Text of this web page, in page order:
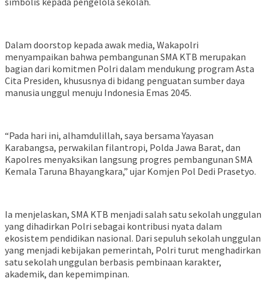
Dalam doorstop kepada awak media, Wakapolri
menyampaikan bahwa pembangunan SMA KTB merupakan
bagian dari komitmen Polri dalam mendukung program Asta
Cita Presiden, khususnya di bidang penguatan sumber daya
manusia unggul menuju Indonesia Emas 2045.
“Pada hari ini, alhamdulillah, saya bersama Yayasan
Karabangsa, perwakilan filantropi, Polda Jawa Barat, dan
Kapolres menyaksikan langsung progres pembangunan SMA
Kemala Taruna Bhayangkara,” ujar Komjen Pol Dedi Prasetyo.
Ia menjelaskan, SMA KTB menjadi salah satu sekolah unggulan
yang dihadirkan Polri sebagai kontribusi nyata dalam
ekosistem pendidikan nasional. Dari sepuluh sekolah unggulan
yang menjadi kebijakan pemerintah, Polri turut menghadirkan
satu sekolah unggulan berbasis pembinaan karakter,
akademik, dan kepemimpinan.